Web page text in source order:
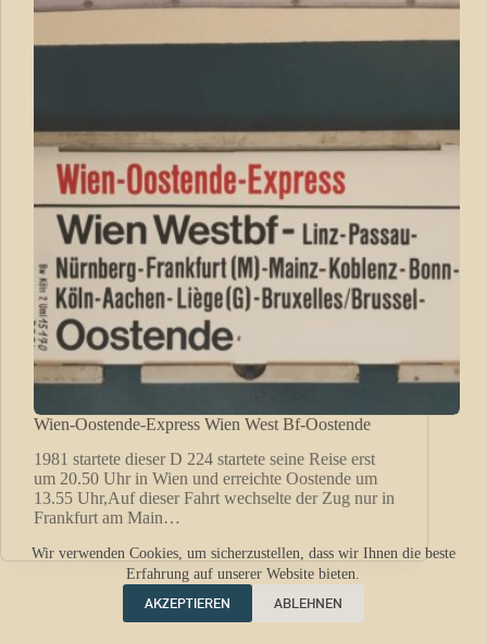
Wir verwenden Cookies, um sicherzustellen, dass wir Ihnen die beste
Erfahrung auf unserer Website bieten.
AKZEPTIEREN
ABLEHNEN
1981 startete dieser D 224 startete seine Reise erst
um 20.50 Uhr in Wien und erreichte Oostende um
13.55 Uhr,Auf dieser Fahrt wechselte der Zug nur in
Frankfurt am Main…